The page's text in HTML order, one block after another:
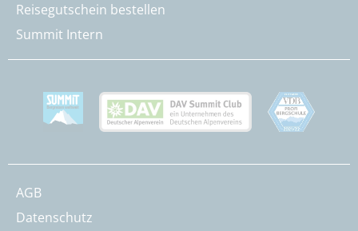
Reisegutschein bestellen
Summit Intern
AGB
Datenschutz